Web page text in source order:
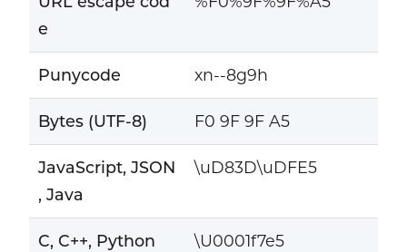
e
Punycode xn--8g9h
Bytes (UTF-8) F0 9F 9F A5
JavaScript, JSON
, Java
\uD83D\uDFE5
C, C++, Python \U0001f7e5